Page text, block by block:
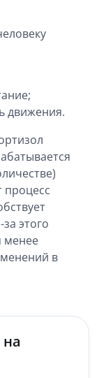
движения.
процесс
этого
менее
в
на